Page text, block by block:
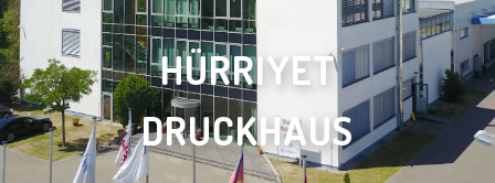
HÜRRIYET
DRUCKHAUS